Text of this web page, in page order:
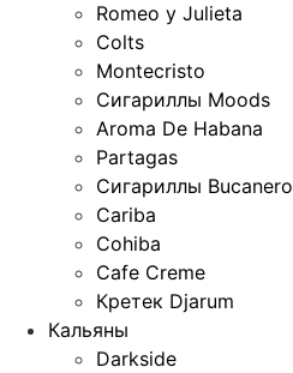
Romeo y Julieta
Colts
Montecristo
Сигариллы Moods
Aroma De Habana
Partagas
Сигариллы Bucanero
Cariba
Cohiba
Cafe Creme
Кретек Djarum
Кальяны
Darkside